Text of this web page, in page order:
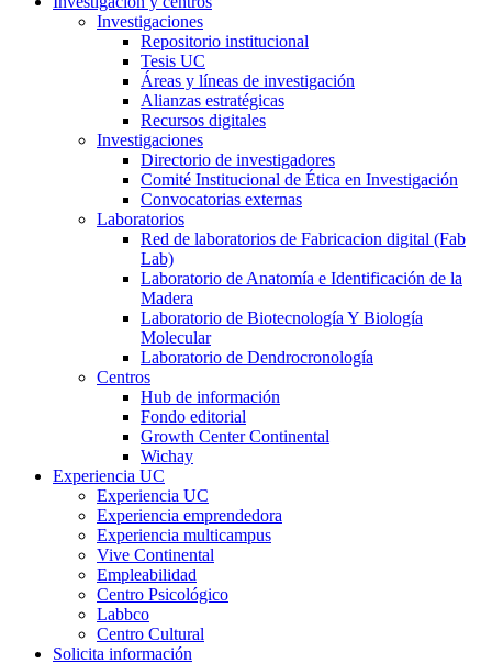
Investigaciones
Repositorio institucional
Tesis UC
Áreas y líneas de investigación
Alianzas estratégicas
Recursos digitales
Investigaciones
Directorio de investigadores
Comité Institucional de Ética en Investigación
Convocatorias externas
Laboratorios
Red de laboratorios de Fabricacion digital (Fab
Lab)
Laboratorio de Anatomía e Identificación de la
Madera
Laboratorio de Biotecnología Y Biología
Molecular
Laboratorio de Dendrocronología
Centros
Hub de información
Fondo editorial
Growth Center Continental
Wichay
Experiencia UC
Experiencia UC
Experiencia emprendedora
Experiencia multicampus
Vive Continental
Empleabilidad
Centro Psicológico
Labbco
Centro Cultural
Solicita información